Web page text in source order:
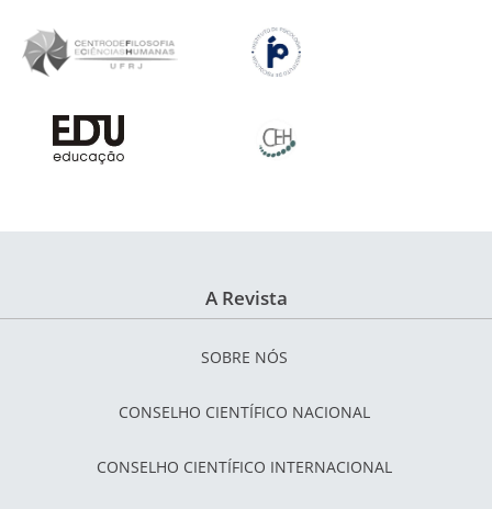
A Revista
SOBRE NÓS
CONSELHO CIENTÍFICO NACIONAL
CONSELHO CIENTÍFICO INTERNACIONAL